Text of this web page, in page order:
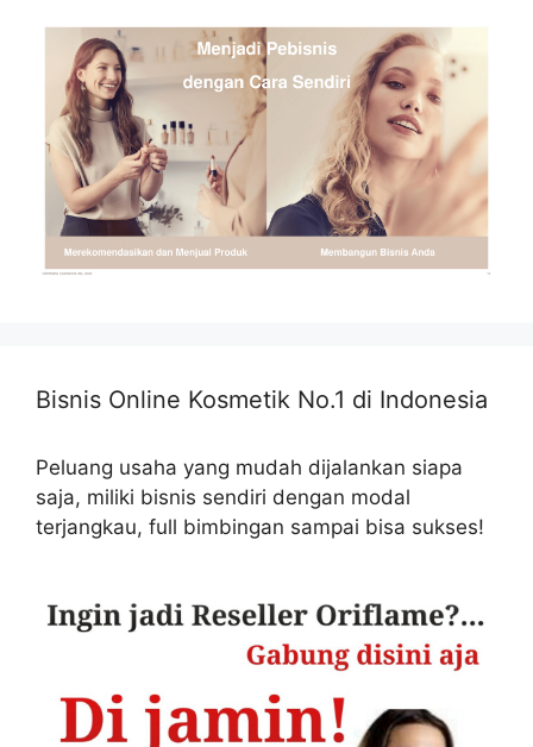
Bisnis Online Kosmetik No.1 di Indonesia
Peluang usaha yang mudah dijalankan siapa
saja, miliki bisnis sendiri dengan modal
terjangkau, full bimbingan sampai bisa sukses!